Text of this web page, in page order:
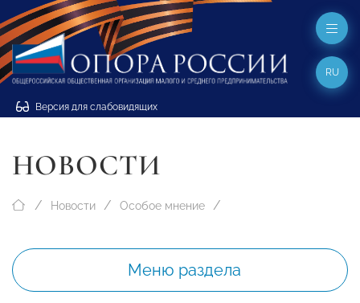
Версия для слабовидящих
RU
НОВОСТИ
Новости Особое мнение
Меню раздела